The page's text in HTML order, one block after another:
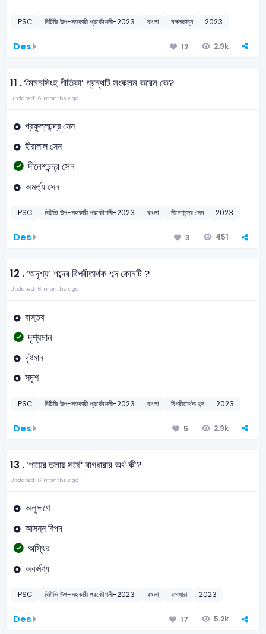
PSC বিটিভি উপ-সহকারী প্রকৌশলী-2023 বাংলা মঙ্গলকাব্য 2023
Des 12 2.9k
11 .‘মৈমনসিংহ গীতিকা’ গ্রন্থটি সংকলন করেন কে?
Updated: 6 months ago
প্রফুল্লচন্দ্র সেন
হীরালাল সেন
দীনেশচন্দ্র সেন
অমর্ত্য সেন
PSC বিটিভি উপ-সহকারী প্রকৌশলী-2023 বাংলা দীনেশচন্দ্র সেন 2023
Des 3 451
12 .‘অদৃশ্য’ শব্দের বিপরীতার্থক শব্দ কোনটি ?
Updated: 6 months ago
বাস্তব
দৃশ্যমান
দৃষ্টমান
সদৃশ
PSC বিটিভি উপ-সহকারী প্রকৌশলী-2023 বাংলা বিপরীতার্থক শব্দ 2023
Des 5 2.9k
13 .‘পায়ের তলায় সর্ষে’ বাগধারার অর্থ কী?
Updated: 6 months ago
অলুক্ষণে
আসন্ন বিপদ
অস্থির
অকর্মণ্য
PSC বিটিভি উপ-সহকারী প্রকৌশলী-2023 বাংলা বাগধারা 2023
Des 17 5.2k